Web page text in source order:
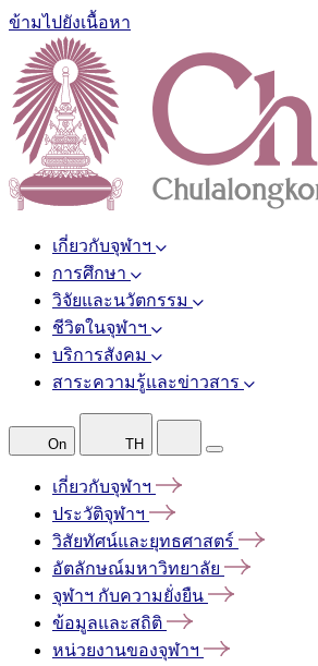
ข้ามไปยังเนื้อหา
เกี่ยวกับจุฬาฯ
การศึกษา
วิจัยและนวัตกรรม
ชีวิตในจุฬาฯ
บริการสังคม
สาระความรู้และข่าวสาร
On TH
เกี่ยวกับจุฬาฯ
ประวัติจุฬาฯ
วิสัยทัศน์และยุทธศาสตร์
อัตลักษณ์มหาวิทยาลัย
จุฬาฯ กับความยั่งยืน
ข้อมูลและสถิติ
หน่วยงานของจุฬาฯ